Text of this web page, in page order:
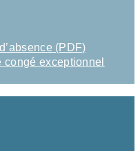
(PDF)
exceptionnel